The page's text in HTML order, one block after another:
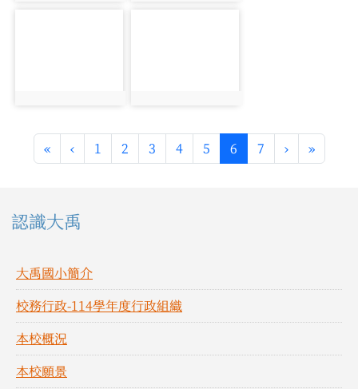
«第一頁
‹上一頁
1 2 3 4 5 6(目前頁次)
7 ›下一頁
»最後頁
左邊區域內容
認識大禹
大禹國小簡介
校務行政-114學年度行政組織
本校概況
本校願景